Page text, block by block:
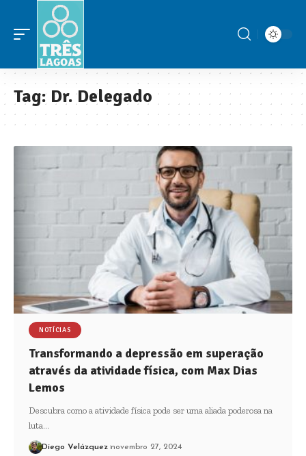
Tag: Dr. Delegado
NOTÍCIAS
Transformando a depressão em superação
através da atividade física, com Max Dias
Lemos
Descubra como a atividade física pode ser uma aliada poderosa na
luta…
Diego Velázquez novembro 27, 2024